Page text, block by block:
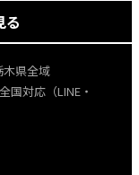
る
木県全域
対応（LINE・